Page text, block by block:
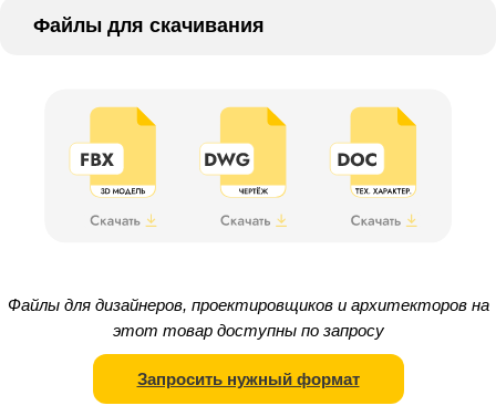
Файлы для скачивания
Файлы для дизайнеров, проектировщиков и архитекторов на
этот товар доступны по запросу
Запросить нужный формат